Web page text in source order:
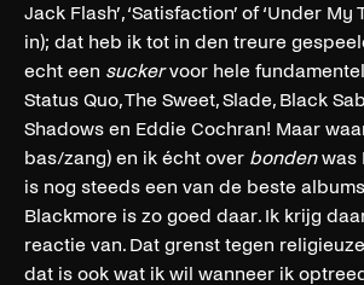
Jack Flash’, ‘Satisfaction’ of ‘Under My
in); dat heb ik tot in den treure
echt een suckervoor hele
Status Quo, The Sweet, Slade, Black
Shadows en Eddie Cochran! Maar
bas/zang) en ik écht over bondenwas
is nog steeds een van de beste
Blackmore is zo goed daar. Ik krijg
reactie van. Dat grenst tegen
dat is ook wat ik wil wanneer ik